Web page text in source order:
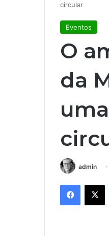
circular
Eventos
O
da
admin
X